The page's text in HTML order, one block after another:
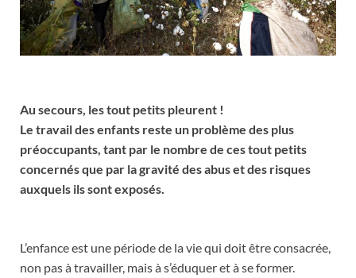
Au secours, les tout petits pleurent !
Le travail des enfants reste un problème des plus
préoccupants, tant par le nombre de ces tout petits
concernés que par la gravité des abus et des risques
auxquels ils sont exposés.
L’enfance est une période de la vie qui doit être consacrée,
non pas à travailler, mais à s’éduquer et à se former.